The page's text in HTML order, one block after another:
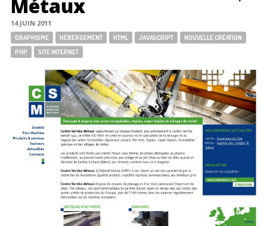
Métaux
14 JUIN 2011
Tags:
GRAPHISME HÉBERGEMENT HTML JAVASCRIPT
NOUVELLE CRÉATION
PHP
SITE INTERNET